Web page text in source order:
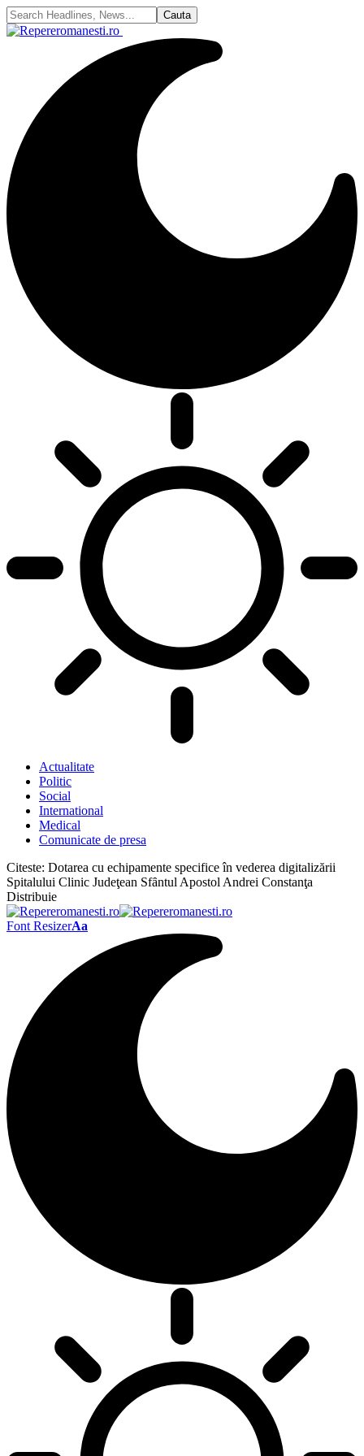
Actualitate
Politic
Social
International
Medical
Comunicate de presa
Citeste: Dotarea cu echipamente specifice în vederea digitalizării
Spitalului Clinic Judeţean Sfȃntul Apostol Andrei Constanţa
Distribuie
Font ResizerAa